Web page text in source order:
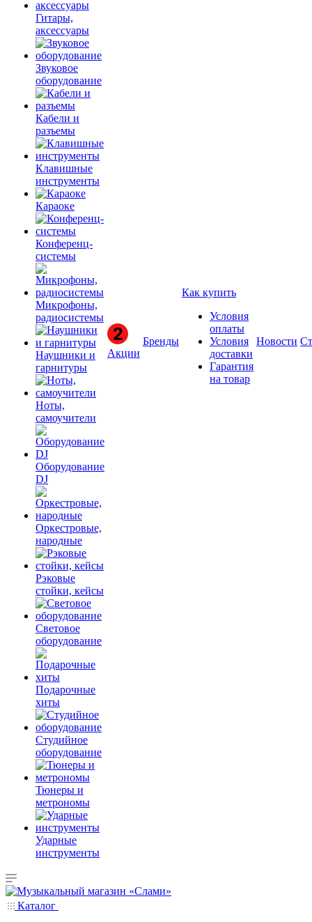
Гитары,
аксессуары
Звуковое
оборудование
Кабели и
разъемы
Клавишные
инструменты
Караоке
Конференц-
системы
Микрофоны,
радиосистемы
Наушники и
гарнитуры
Ноты,
самоучители
Оборудование
DJ
Оркестровые,
народные
Рэковые
стойки, кейсы
Световое
оборудование
Подарочные
хиты
Студийное
оборудование
Тюнеры и
метрономы
Ударные
инструменты
Акции
Бренды
Как купить
Условия
оплаты
Условия
доставки
Гарантия
на товар
Новости
Каталог